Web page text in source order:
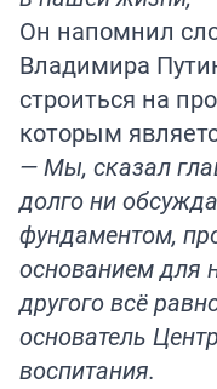
Он напомнил
Владимира
строиться на
которым
— Мы, сказал
долго ни
фундаментом,
основанием для
другого всё
основатель
воспитания.